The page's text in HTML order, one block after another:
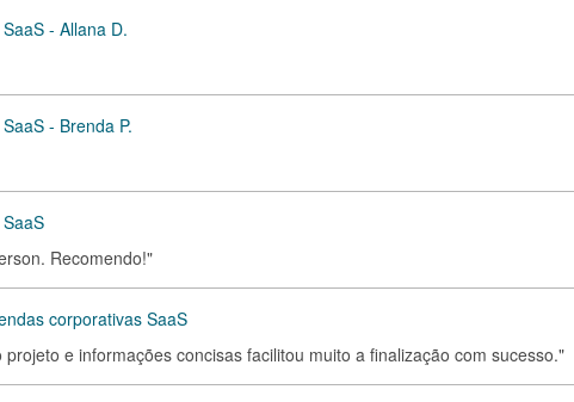
- Allana D.
- Brenda P.
Recomendo!"
corporativas SaaS
e informações concisas facilitou muito a finalização com sucesso."